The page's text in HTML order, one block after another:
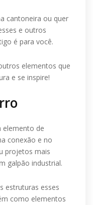
cantoneira ou quer
e outros
é para você.
elementos que
e se inspire!
elemento de
conexão e no
projetos mais
galpão industrial.
estruturas esses
como elementos